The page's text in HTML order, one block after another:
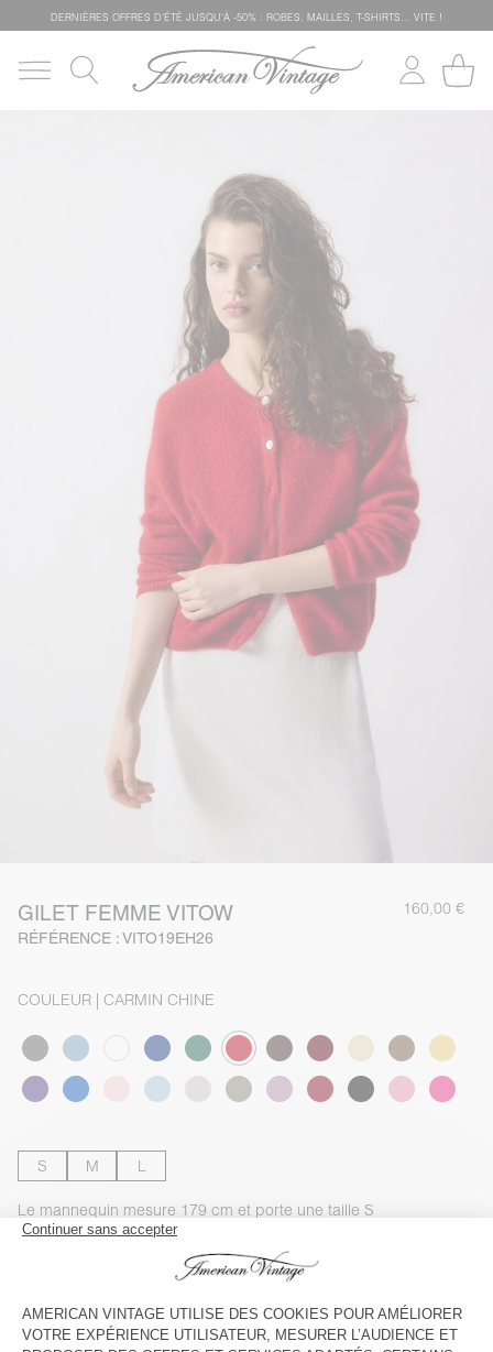
DERNIÈRES OFFRES D'ÉTÊ JUSQU'À -50% : ROBES, MAILLES, T-SHIRTS... VITE !
GILET FEMME VITOW
RÉFÉRENCE : VITO19EH26
160,00 €
COULEUR | CARMIN CHINE
S M L
Le mannequin mesure 179 cm et porte une taille S
GUIDE DES TAILLES
entre le jeudi 13 août et le lundi 17 août
AJOUTER AU PANIER